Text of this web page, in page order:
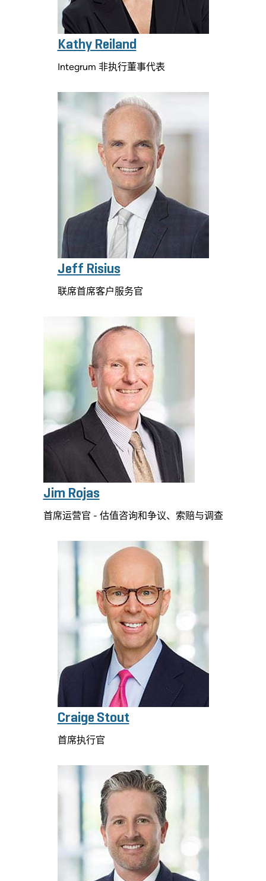
Kathy Reiland
Integrum 非执行董事代表
Jeff Risius
联席首席客户服务官
Jim Rojas
首席运营官 - 估值咨询和争议、索赔与调查
Craige Stout
首席执行官